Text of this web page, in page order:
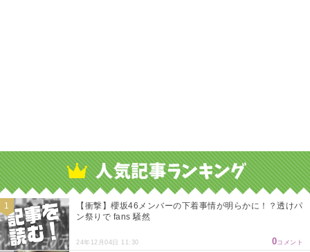
【衝撃】櫻坂46メンバーの下着事情が明らかに！？透けパ
ン祭りで fans 騒然
24年12月04日 11:30 0コメント